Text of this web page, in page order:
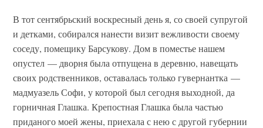
В тот сентябрьский воскресный день я, со своей супругой
и детками, собирался нанести визит вежливости своему
соседу, помещику Барсукову. Дом в поместье нашем
опустел — дворня была отпущена в деревню, навещать
своих родственников, оставалась только гувернантка —
мадмуазель Софи, у которой был сегодня выходной, да
горничная Глашка. Крепостная Глашка была частью
приданого моей жены, приехала с нею с другой губернии